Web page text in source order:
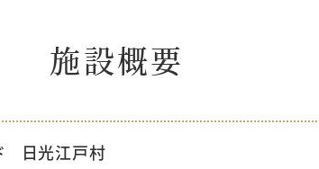
施設概要
日光江戸村